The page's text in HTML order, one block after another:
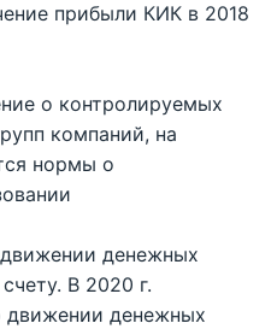
прибыли КИК в 2018
о контролируемых
компаний, на
нормы о
денежных
В 2020 г.
движении денежных